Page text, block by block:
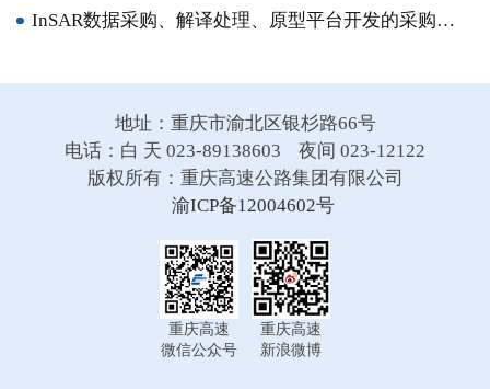
InSAR数据采购、解译处理、原型平台开发的采购竞争性比选结果公示
地址：重庆市渝北区银杉路66号
电话：白 天 023-89138603 夜间 023-12122
版权所有：重庆高速公路集团有限公司
渝ICP备12004602号
重庆高速
微信公众号
重庆高速
新浪微博